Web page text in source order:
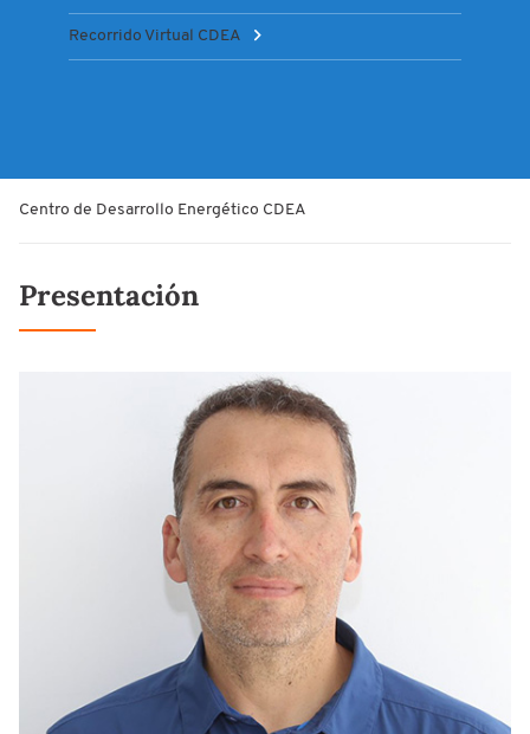
Recorrido Virtual CDEA
Centro de Desarrollo Energético CDEA
Presentación